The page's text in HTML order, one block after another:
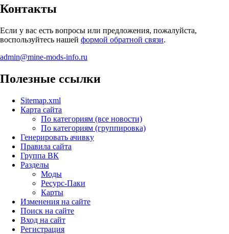
Контакты
Если у вас есть вопросы или предложения, пожалуйста,
воспользуйтесь нашей формой обратной связи.
admin@mine-mods-info.ru
Полезные ссылки
Sitemap.xml
Карта сайта
По категориям (все новости)
По категориям (группировка)
Генерировать ачивку
Правила сайта
Группа ВК
Разделы
Моды
Ресурс-Паки
Карты
Изменения на сайте
Поиск на сайте
Вход на сайт
Регистрация